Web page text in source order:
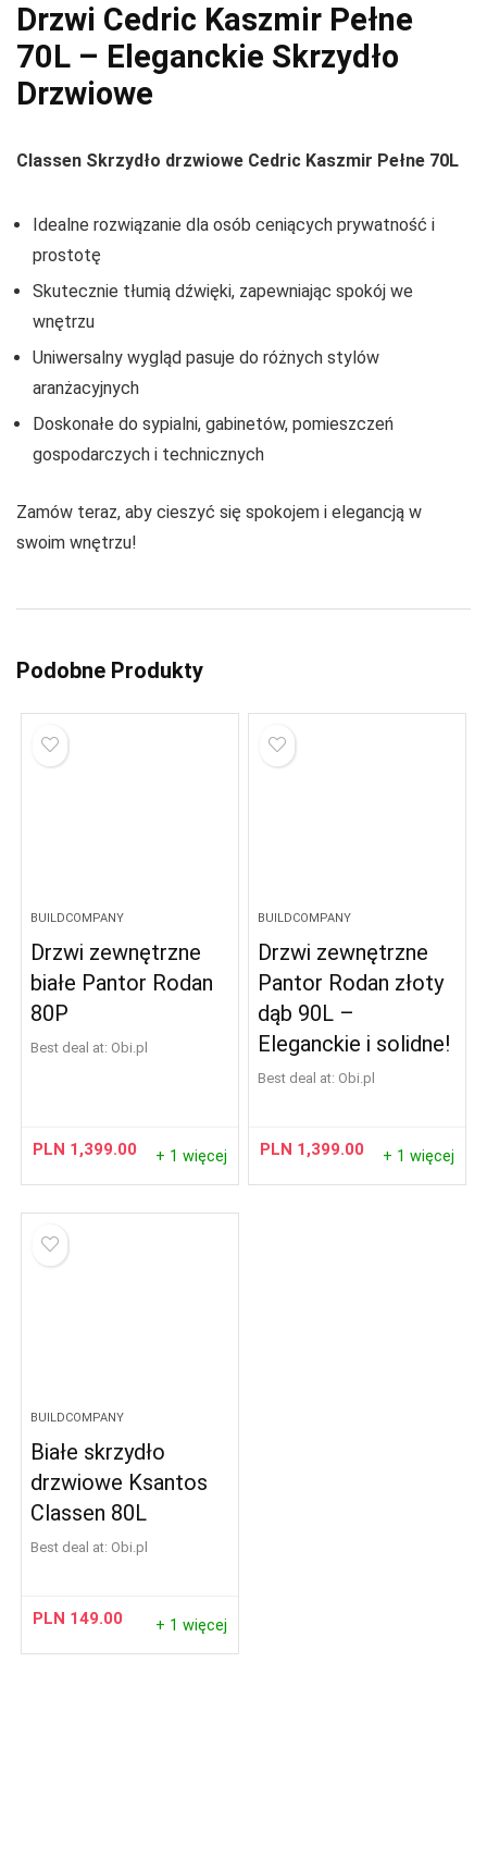
Drzwi Cedric Kaszmir Pełne
70L – Eleganckie Skrzydło
Drzwiowe
Classen Skrzydło drzwiowe Cedric Kaszmir Pełne 70L
Idealne rozwiązanie dla osób ceniących prywatność i
prostotę
Skutecznie tłumią dźwięki, zapewniając spokój we
wnętrzu
Uniwersalny wygląd pasuje do różnych stylów
aranżacyjnych
Doskonałe do sypialni, gabinetów, pomieszczeń
gospodarczych i technicznych
Zamów teraz, aby cieszyć się spokojem i elegancją w
swoim wnętrzu!
Podobne Produkty
BUILDCOMPANY
Drzwi zewnętrzne
białe Pantor Rodan
80P
Best deal at: obi.pl
PLN 1,399.00 + 1 więcej
BUILDCOMPANY
Drzwi zewnętrzne
Pantor Rodan złoty
dąb 90L –
Eleganckie i solidne!
Best deal at: obi.pl
PLN 1,399.00 + 1 więcej
BUILDCOMPANY
Białe skrzydło
drzwiowe Ksantos
Classen 80L
Best deal at: obi.pl
PLN 149.00 + 1 więcej